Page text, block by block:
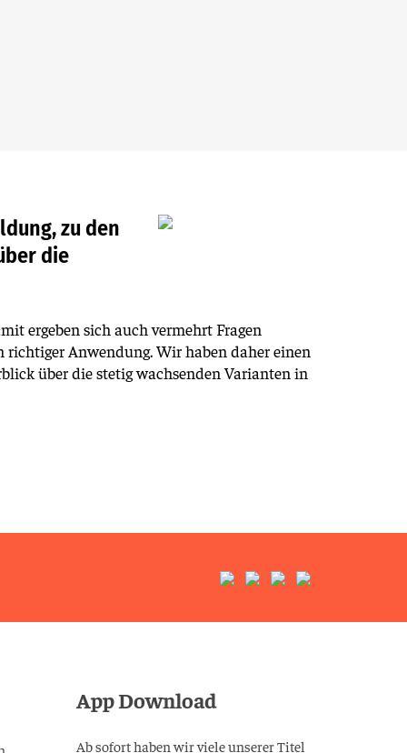
zu den
die
ergeben sich auch vermehrt Fragen
richtiger Anwendung. Wir haben daher einen
über die stetig wachsenden Varianten in
App Download
Ab sofort haben wir viele unserer Titel